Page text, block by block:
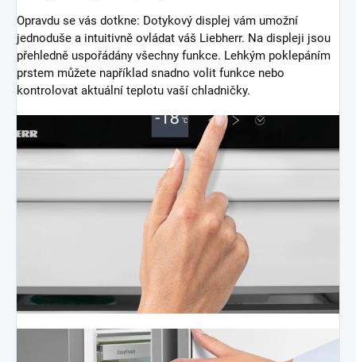
Opravdu se vás dotkne: Dotykový displej vám umožní
jednoduše a intuitivně ovládat váš Liebherr. Na displeji jsou
přehledně uspořádány všechny funkce. Lehkým poklepáním
prstem můžete například snadno volit funkce nebo
kontrolovat aktuální teplotu vaší chladničky.